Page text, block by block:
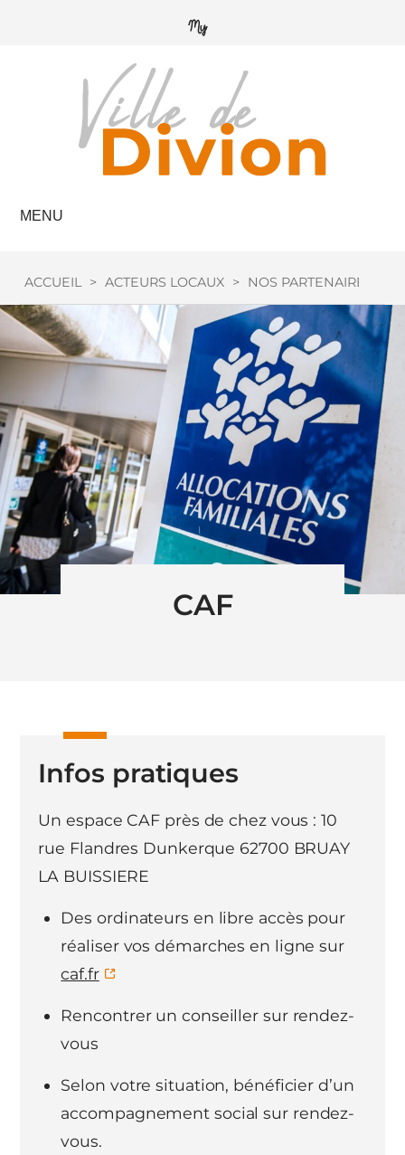
MENU
ACCUEIL > ACTEURS LOCAUX > NOS PARTENAIRES
CAF
Infos pratiques
Un espace CAF près de chez vous : 10
rue Flandres Dunkerque 62700 BRUAY
LA BUISSIERE
Des ordinateurs en libre accès pour
réaliser vos démarches en ligne sur
caf.fr
Rencontrer un conseiller sur rendez-
vous
Selon votre situation, bénéficier d’un
accompagnement social sur rendez-
vous.